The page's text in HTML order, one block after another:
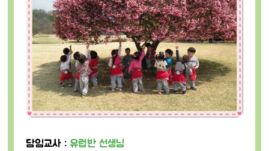
담임교사 :유럽반 선생님